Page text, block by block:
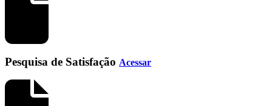
Pesquisa de Satisfação Acessar